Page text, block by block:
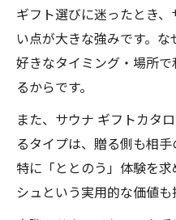
ギフト選びに迷ったとき
い点が大きな強みです。
好きなタイミング・場所
るからです。
また、サウナ ギフトカタ
るタイプは、贈る側も相手
特に「ととのう」体験を
シュという実用的な価値も